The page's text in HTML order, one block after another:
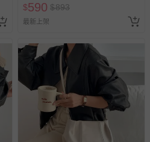
訂單個人資料內的查詢訂單內，
或退貨，請見：退貨的辦理流程
訂購與資訊、購物流程、付款方
用、退貨及商品運送方式等有疑
服中心
步代購，遇缺貨即會通知媽咪並協
$590 $893
最新上架